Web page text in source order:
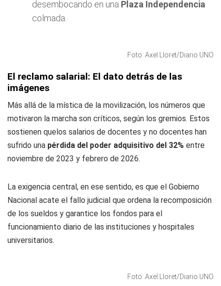
desembocando en una Plaza Independencia
colmada.
Foto: Axel Lloret/Diario UNO
El reclamo salarial: El dato detrás de las
imágenes
Más allá de la mística de la movilización, los números que
motivaron la marcha son críticos, según los gremios. Estos
sostienen quelos salarios de docentes y no docentes han
sufrido una pérdida del poder adquisitivo del 32% entre
noviembre de 2023 y febrero de 2026.
La exigencia central, en ese sentido, es que el Gobierno
Nacional acate el fallo judicial que ordena la recomposición
de los sueldos y garantice los fondos para el
funcionamiento diario de las instituciones y hospitales
universitarios.
Foto: Axel Lloret/Diario UNO